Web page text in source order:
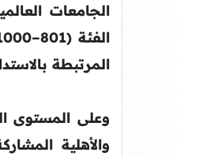
المرتبطة
وعلى المستوى
والأهلية